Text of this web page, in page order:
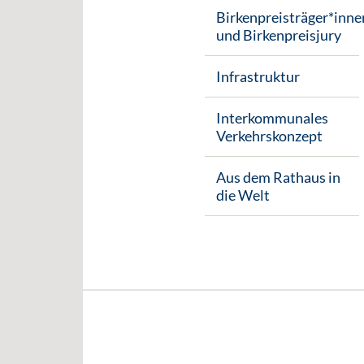
und Birkenpreisjury
Infrastruktur
Interkommunales
Verkehrskonzept
Aus dem Rathaus in
die Welt